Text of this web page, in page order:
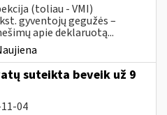
(toliau - VMI)
gyventojų gegužės –
apie deklaruotą...
suteikta beveik už 9
04